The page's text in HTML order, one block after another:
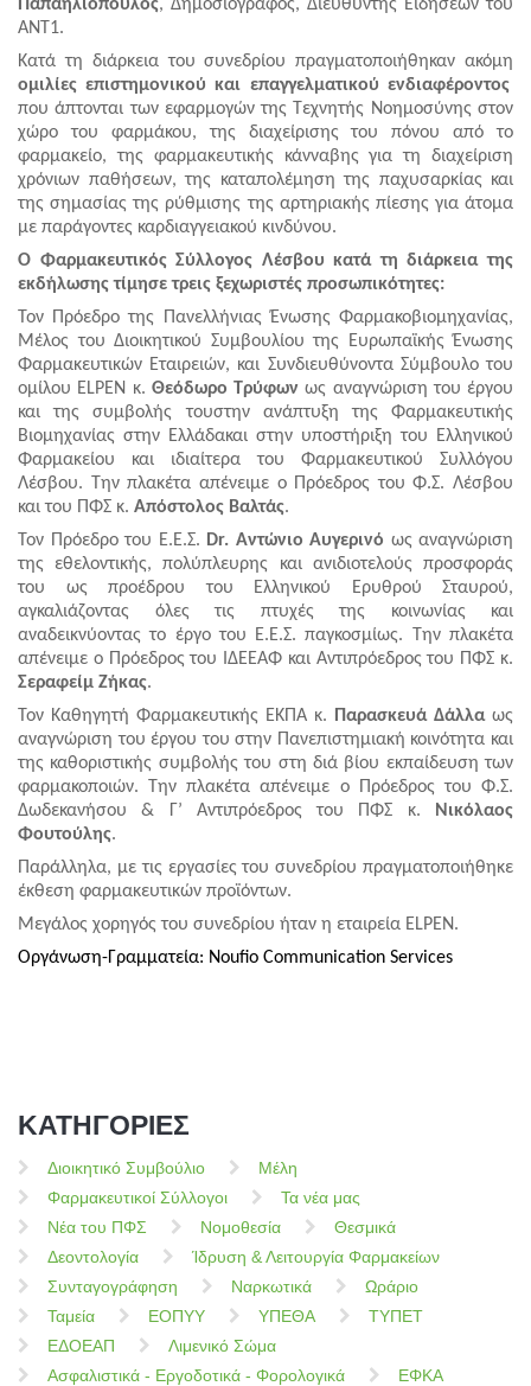
Παπαηλιόπουλος, Δημοσιογράφος, Διευθυντής Ειδήσεων του
ΑΝΤ1.
Κατά τη διάρκεια του συνεδρίου πραγματοποιήθηκαν ακόμη
ομιλίες επιστημονικού και επαγγελματικού ενδιαφέροντος
που άπτονται των εφαρμογών της Τεχνητής Νοημοσύνης στον
χώρο του φαρμάκου, της διαχείρισης του πόνου από το
φαρμακείο, της φαρμακευτικής κάνναβης για τη διαχείριση
χρόνιων παθήσεων, της καταπολέμηση της παχυσαρκίας και
της σημασίας της ρύθμισης της αρτηριακής πίεσης για άτομα
με παράγοντες καρδιαγγειακού κινδύνου.
Ο Φαρμακευτικός Σύλλογος Λέσβου κατά τη διάρκεια της
εκδήλωσης τίμησε τρεις ξεχωριστές προσωπικότητες:
Τον Πρόεδρο της Πανελλήνιας Ένωσης Φαρμακοβιομηχανίας,
Μέλος του Διοικητικού Συμβουλίου της Ευρωπαϊκής Ένωσης
Φαρμακευτικών Εταιρειών, και Συνδιευθύνοντα Σύμβουλο του
ομίλου ELPEN κ. Θεόδωρο Τρύφωνως αναγνώριση του έργου
και της συμβολής τουστην ανάπτυξη της Φαρμακευτικής
Βιομηχανίας στην Ελλάδακαι στην υποστήριξη του Ελληνικού
Φαρμακείου και ιδιαίτερα του Φαρμακευτικού Συλλόγου
Λέσβου. Την πλακέτα απένειμε ο Πρόεδρος του Φ.Σ. Λέσβου
και του ΠΦΣ κ. Απόστολος Βαλτάς.
Τον Πρόεδρο του Ε.Ε.Σ. Dr. Αντώνιο Αυγερινό ως αναγνώριση
της εθελοντικής, πολύπλευρης και ανιδιοτελούς προσφοράς
του ως προέδρου του Ελληνικού Ερυθρού Σταυρού,
αγκαλιάζοντας όλες τις πτυχές της κοινωνίας και
αναδεικνύοντας το έργο του Ε.Ε.Σ. παγκοσμίως. Την πλακέτα
απένειμε ο Πρόεδρος του ΙΔΕΕΑΦ και Αντιπρόεδρος του ΠΦΣ κ.
Σεραφείμ Ζήκας.
Τον Καθηγητή Φαρμακευτικής ΕΚΠΑ κ.
Παρασκευά Δάλλαως
αναγνώριση του έργου του στην Πανεπιστημιακή κοινότητα και
της καθοριστικής συμβολής του στη διά βίου εκπαίδευση των
φαρμακοποιών. Την πλακέτα απένειμε ο Πρόεδρος του Φ.Σ.
Δωδεκανήσου & Γ’ Αντιπρόεδρος του ΠΦΣ κ.
Νικόλαος
Φουτούλης.
Παράλληλα, με τις εργασίες του συνεδρίου πραγματοποιήθηκε
έκθεση φαρμακευτικών προϊόντων.
Μεγάλος χορηγός του συνεδρίου ήταν η εταιρεία ELPEN.
Οργάνωση-Γραμματεία: Noufio Communication Services
ΚΑΤΗΓΟΡΙΕΣ
Διοικητικό Συμβούλιο
Μέλη
Φαρμακευτικοί Σύλλογοι
Τα νέα μας
Νέα του ΠΦΣ
Νομοθεσία
Θεσμικά
Δεοντολογία
Ίδρυση & Λειτουργία Φαρμακείων
Συνταγογράφηση
Ναρκωτικά
Ωράριο
Ταμεία
ΕΟΠΥΥ ΥΠΕΘΑ
ΤΥΠΕΤ
ΕΔΟΕΑΠ
Λιμενικό Σώμα
Ασφαλιστικά - Εργοδοτικά - Φορολογικά
ΕΦΚΑ